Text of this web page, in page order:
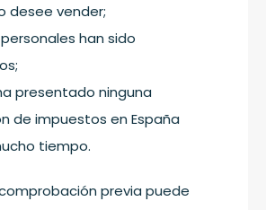
desee vender;
han sido
presentado ninguna
de impuestos en España
tiempo.
previa puede